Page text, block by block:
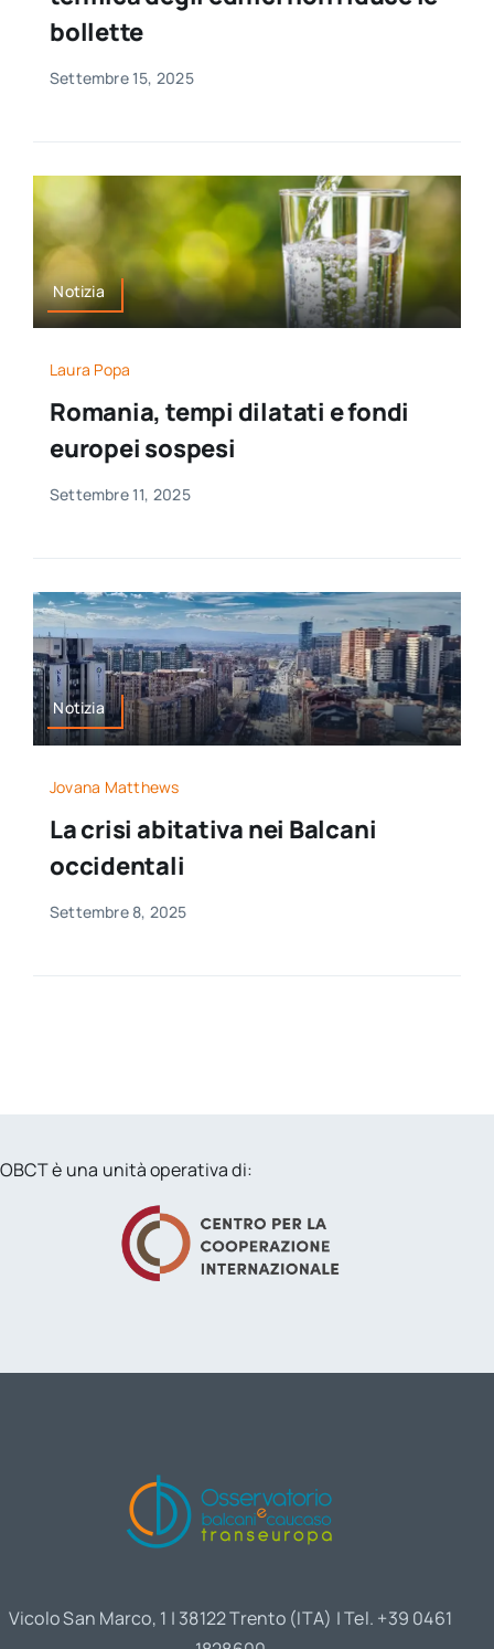
bollette
Settembre 15, 2025
Notizia
Laura Popa
Romania, tempi dilatati e fondi
europei sospesi
Settembre 11, 2025
Notizia
Jovana Matthews
La crisi abitativa nei Balcani
occidentali
Settembre 8, 2025
OBCT è una unità operativa di:
Vicolo San Marco, 1 | 38122 Trento (ITA) | Tel. +39 0461